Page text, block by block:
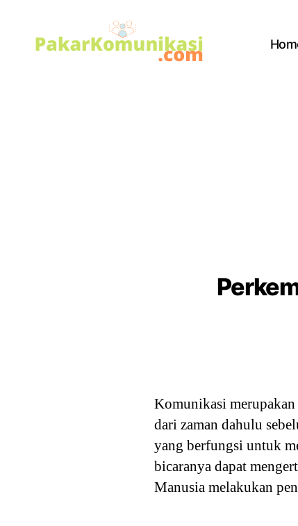
Komunikasi
dari zaman dahulu
yang berfungsi untuk
bicaranya dapat
Manusia melakukan